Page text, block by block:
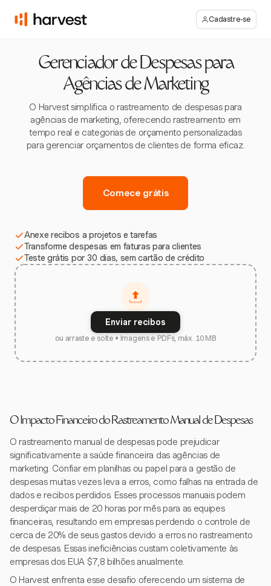
Cadastre-se
Gerenciador de Despesas para
Agências de Marketing
O Harvest simplifica o rastreamento de despesas para
agências de marketing, oferecendo rastreamento em
tempo real e categorias de orçamento personalizadas
para gerenciar orçamentos de clientes de forma eficaz.
Comece grátis
Anexe recibos a projetos e tarefas
Transforme despesas em faturas para clientes
Teste grátis por 30 dias, sem cartão de crédito
Enviar recibos
ou arraste e solte • Imagens e PDFs, máx. 10 MB
O Impacto Financeiro do Rastreamento Manual de Despesas
O rastreamento manual de despesas pode prejudicar
significativamente a saúde financeira das agências de
marketing. Confiar em planilhas ou papel para a gestão de
despesas muitas vezes leva a erros, como falhas na entrada de
dados e recibos perdidos. Esses processos manuais podem
desperdiçar mais de 20 horas por mês para as equipes
financeiras, resultando em empresas perdendo o controle de
cerca de 20% de seus gastos devido a erros no rastreamento
de despesas. Essas ineficiências custam coletivamente às
empresas dos EUA $7,8 bilhões anualmente.
O Harvest enfrenta esse desafio oferecendo um sistema de